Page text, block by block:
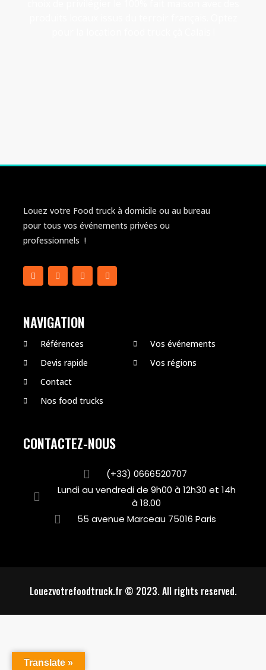
Louez votre Food truck à domicile ou au bureau
pour tous vos événements privées ou
professionnels !
NAVIGATION
Références
Devis rapide
Contact
Nos food trucks
Vos événements
Vos régions
CONTACTEZ-NOUS
(+33) 0666520707
Lundi au vendredi de 9h00 à 12h30 et 14h
à 18.00
55 avenue Marceau 75016 Paris
Louezvotrefoodtruck.fr © 2023. All rights reserved.
Translate »